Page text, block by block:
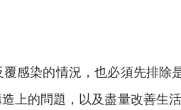
感染的情況，也必須先排除
上的問題，以及盡量改善生